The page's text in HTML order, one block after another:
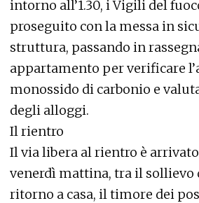
intorno all’1.30, i Vigili del
proseguito con la messa in
struttura, passando in
appartamento per verificare
monossido di carbonio e
degli alloggi.
Il rientro
Il via libera al rientro è
venerdì mattina, tra il sollievo
ritorno a casa, il timore dei